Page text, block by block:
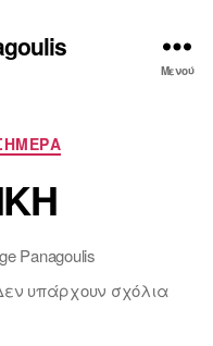
Μενού
Panagoulis
υπάρχουν σχόλιαστο